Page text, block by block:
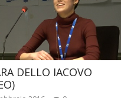
DELLO IACOVO